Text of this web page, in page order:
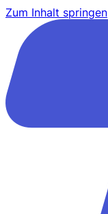
Zum Inhalt springen